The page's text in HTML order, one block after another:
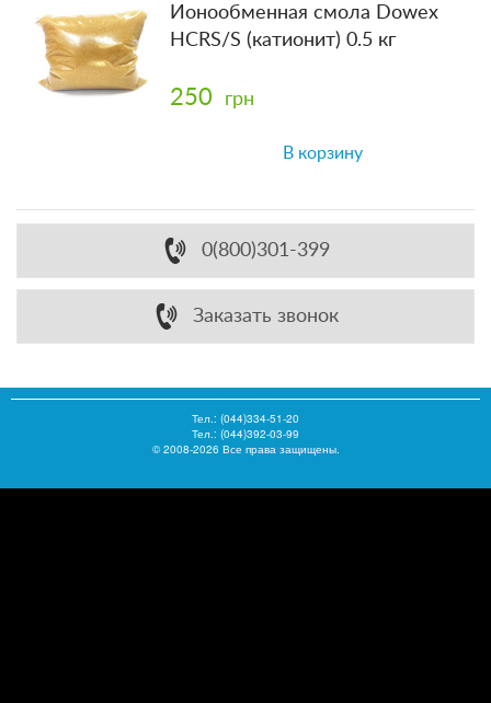
Ионообменная смола Dowex
HCRS/S (катионит) 0.5 кг
250 грн
В корзину
0(800)301-399
Заказать звонок
Тел.: (044)334-51-20
Тел.: (044)392-03-99
© 2008-2026 Все права защищены.